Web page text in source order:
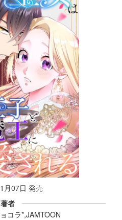
月07日 発売
著者
コラ*,JAMTOON